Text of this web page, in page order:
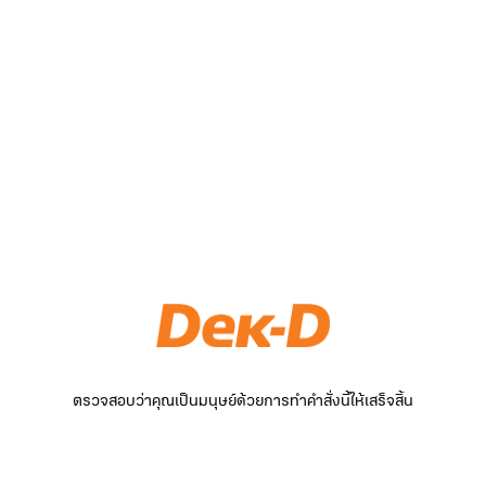
ตรวจสอบว่าคุณเป็นมนุษย์ด้วยการทำคำสั่งนี้ให้เสร็จสิ้น